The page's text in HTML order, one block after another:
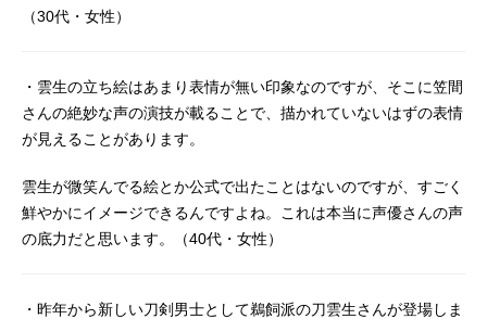
（30代・女性）
・雲生の立ち絵はあまり表情が無い印象なのですが、そこに笠間
さんの絶妙な声の演技が載ることで、描かれていないはずの表情
が見えることがあります。
雲生が微笑んでる絵とか公式で出たことはないのですが、すごく
鮮やかにイメージできるんですよね。これは本当に声優さんの声
の底力だと思います。（40代・女性）
・昨年から新しい刀剣男士として鵜飼派の刀雲生さんが登場しま